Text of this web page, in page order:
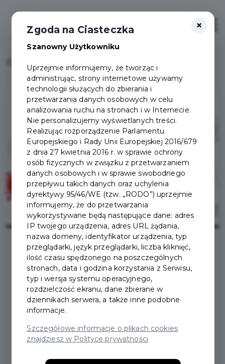
2020-10-16
PRUSZCZ GDAŃSKI W
CZERWONEJ STREFIE!
×
Zgoda na Ciasteczka
Szanowny Użytkowniku
Uprzejmie informujemy, że tworząc i
administrując, strony internetowe używamy
technologii służących do zbierania i
przetwarzania danych osobowych w celu
analizowania ruchu na stronach i w Internecie.
Nie personalizujemy wyświetlanych treści.
Realizując rozporządzenie Parlamentu
Europejskiego i Rady Unii Europejskiej 2016/679
z dnia 27 kwietnia 2016 r. w sprawie ochrony
osób fizycznych w związku z przetwarzaniem
danych osobowych i w sprawie swobodnego
przepływu takich danych oraz uchylenia
dyrektywy 95/46/WE (tzw. „RODO”) uprzejmie
informujemy, że do przetwarzania
wykorzystywane będą następujące dane: adres
IP twojego urządzenia, adres URL żądania,
nazwa domeny, identyfikator urządzenia, typ
przeglądarki, język przeglądarki, liczba kliknięć,
ilość czasu spędzonego na poszczególnych
stronach, data i godzina korzystania z Serwisu,
typ i wersja systemu operacyjnego,
rozdzielczość ekranu, dane zbierane w
dziennikach serwera, a także inne podobne
informacje.
Szczegółowe informacje o plikach cookies
znajdziesz w Polityce prywatności